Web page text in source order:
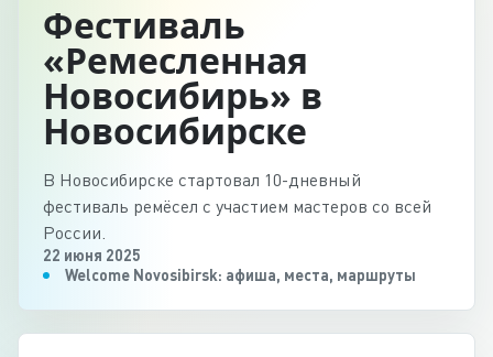
Фестиваль
«Ремесленная
Новосибирь» в
Новосибирске
В Новосибирске стартовал 10-дневный
фестиваль ремёсел с участием мастеров со всей
России.
22 июня 2025
Welcome Novosibirsk: афиша, места, маршруты